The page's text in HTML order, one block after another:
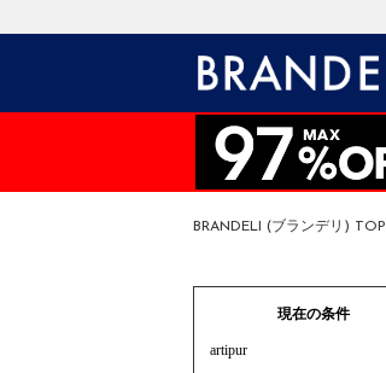
BRANDELI (ブランデリ) TOP
現在の条件
artipur